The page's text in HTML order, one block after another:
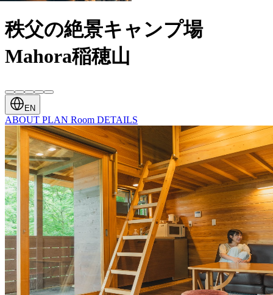
秩父の絶景キャンプ場
Mahora稲穂山
EN
ABOUT PLAN Room DETAILS